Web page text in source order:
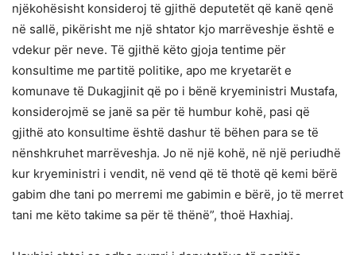
njëkohësisht konsideroj të gjithë deputetët që kanë qenë
në sallë, pikërisht me një shtator kjo marrëveshje është e
vdekur për neve. Të gjithë këto gjoja tentime për
konsultime me partitë politike, apo me kryetarët e
komunave të Dukagjinit që po i bënë kryeministri Mustafa,
konsiderojmë se janë sa për të humbur kohë, pasi që
gjithë ato konsultime është dashur të bëhen para se të
nënshkruhet marrëveshja. Jo në një kohë, në një periudhë
kur kryeministri i vendit, në vend që të thotë që kemi bërë
gabim dhe tani po merremi me gabimin e bërë, jo të merret
tani me këto takime sa për të thënë”, thoë Haxhiaj.